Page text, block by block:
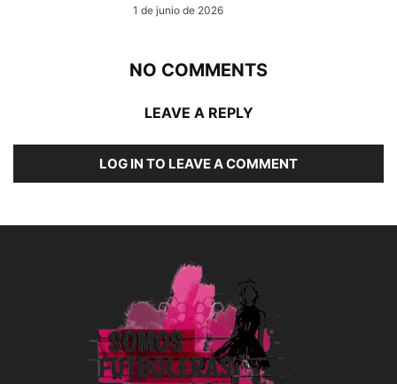
1 de junio de 2026
NO COMMENTS
LEAVE A REPLY
LOG IN TO LEAVE A COMMENT